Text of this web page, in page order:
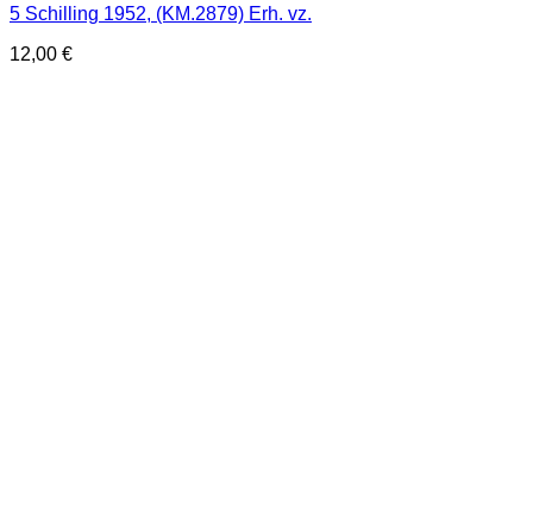
5 Schilling 1952, (KM.2879) Erh. vz.
12,00 €